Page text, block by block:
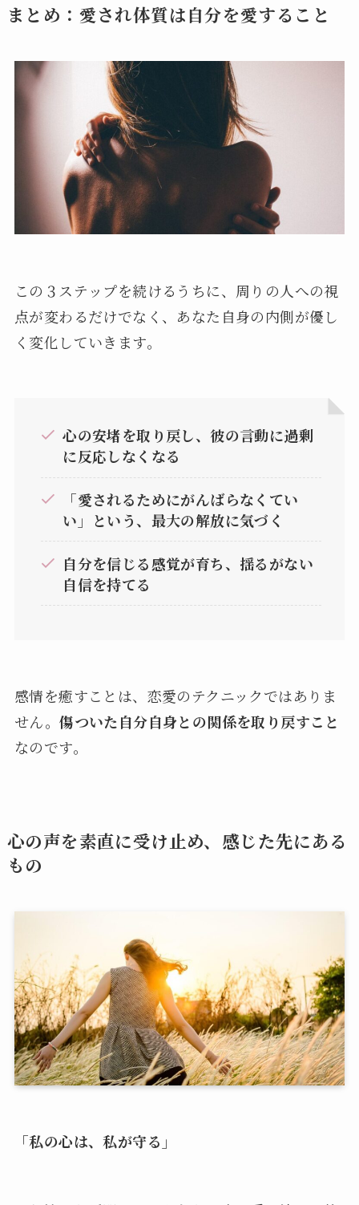
まとめ：愛され体質は自分を愛すること
この３ステップを続けるうちに、周りの人への視
点が変わるだけでなく、あなた自身の内側が優し
く変化していきます。
心の安堵を取り戻し、彼の言動に過剰
に反応しなくなる
「愛されるためにがんばらなくてい
い」という、最大の解放に気づく
自分を信じる感覚が育ち、揺るがない
自信を持てる
感情を癒すことは、恋愛のテクニックではありま
せん。傷ついた自分自身との関係を取り戻すこと
なのです。
心の声を素直に受け止め、感じた先にある
もの
「私の心は、私が守る」